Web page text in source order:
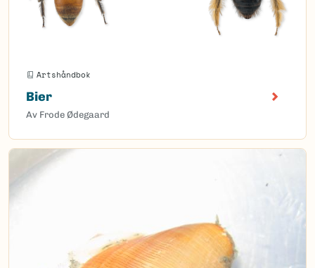
Artshåndbok
Bier
Av Frode Ødegaard